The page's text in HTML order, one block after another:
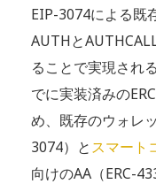
EIP-3074による既
AUTHと
ることで実現され
でに実装済みの
め、既存のウォレ
3074）とスマート
向けのAA（ERC-